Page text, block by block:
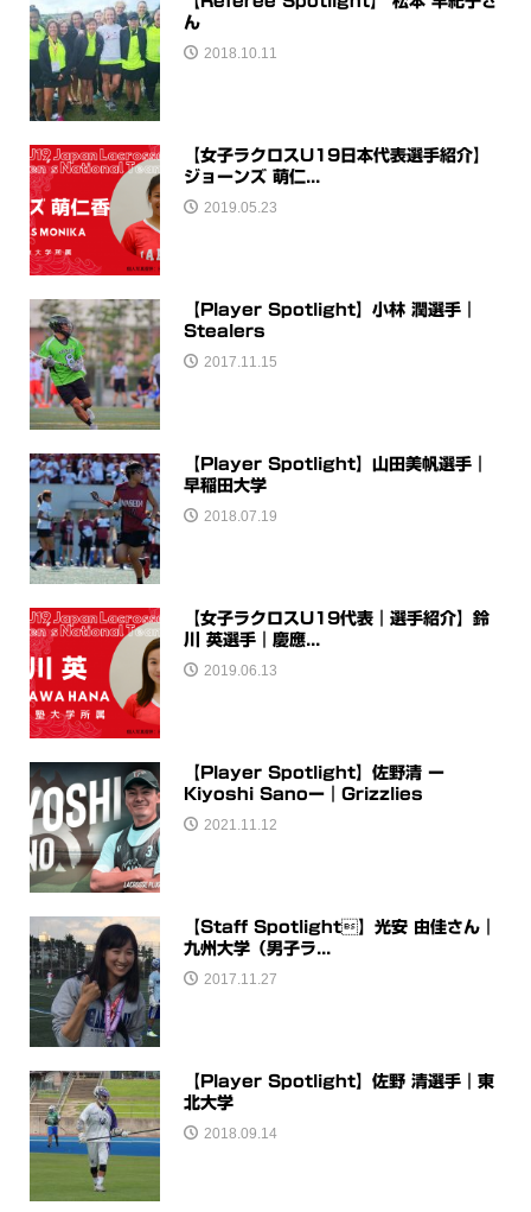
ん
2018.10.11
【女子ラクロスU19日本代表選手紹介】
ジョーンズ 萌仁...
2019.05.23
【Player Spotlight】小林 潤選手｜
Stealers
2017.11.15
【Player Spotlight】山田美帆選手｜
早稲田大学
2018.07.19
【女子ラクロスU19代表｜選手紹介】鈴
川 英選手｜慶應...
2019.06.13
【Player Spotlight】佐野清 ー
Kiyoshi Sanoー｜Grizzlies
2021.11.12
【Staff Spotlight】光安 由佳さん｜
九州大学（男子ラ...
2017.11.27
【Player Spotlight】佐野 清選手｜東
北大学
2018.09.14